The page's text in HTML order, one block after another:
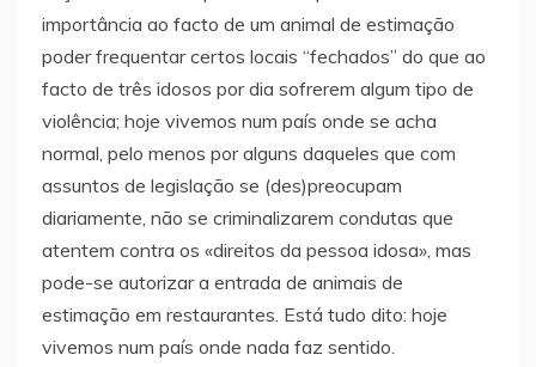
importância ao facto de um animal de estimação
poder frequentar certos locais “fechados” do que ao
facto de três idosos por dia sofrerem algum tipo de
violência; hoje vivemos num país onde se acha
normal, pelo menos por alguns daqueles que com
assuntos de legislação se (des)preocupam
diariamente, não se criminalizarem condutas que
atentem contra os «direitos da pessoa idosa», mas
pode-se autorizar a entrada de animais de
estimação em restaurantes. Está tudo dito: hoje
vivemos num país onde nada faz sentido.